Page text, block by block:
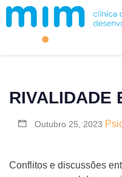
Skip
RIVALIDADE
Outubro 25, 2023
Conflitos e discussões